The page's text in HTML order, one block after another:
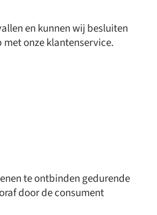
en kunnen wij besluiten
onze klantenservice.
te ontbinden gedurende
door de consument